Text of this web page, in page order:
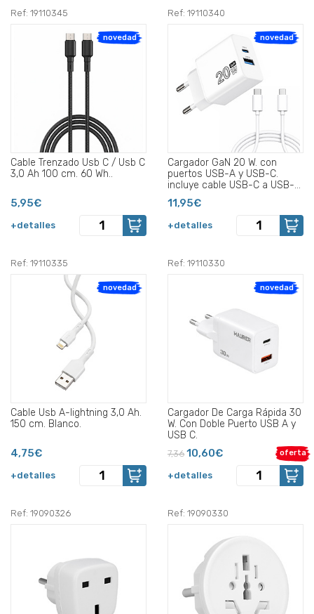
Ref: 19110345
novedad
Cable Trenzado Usb C / Usb C
3,0 Ah 100 cm. 60 Wh..
5,95€
+detalles
Ref: 19110340
novedad
Cargador GaN 20 W. con
puertos USB-A y USB-C.
incluye cable USB-C a USB-C
de 100 cm..
11,95€
+detalles
Ref: 19110335
novedad
Cable Usb A-lightning 3,0 Ah.
150 cm. Blanco.
4,75€
+detalles
Ref: 19110330
novedad
Cargador De Carga Rápida 30
W. Con Doble Puerto USB A y
USB C.
oferta
7,36 10,60€
+detalles
Ref: 19090326 Ref: 19090330